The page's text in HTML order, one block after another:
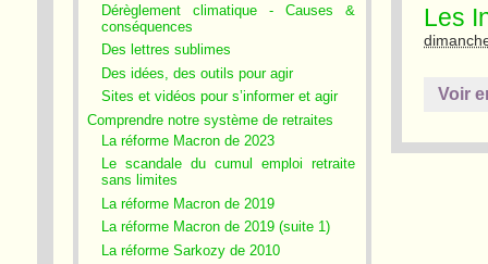
Dérèglement climatique - Causes &
conséquences
Des lettres sublimes
Des idées, des outils pour agir
Sites et vidéos pour s’informer et agir
Comprendre notre système de retraites
La réforme Macron de 2023
Le scandale du cumul emploi retraite
sans limites
La réforme Macron de 2019
La réforme Macron de 2019 (suite 1)
La réforme Sarkozy de 2010
Les
Voir